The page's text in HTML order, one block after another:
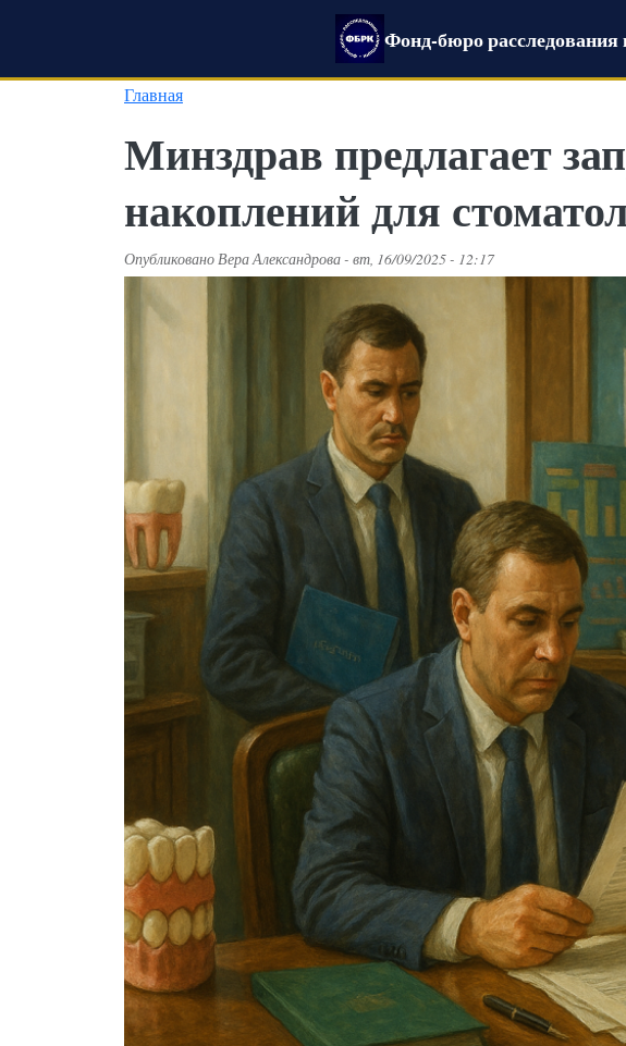
Фонд-бюро расследования
Главная
Минздрав предлагает
накоплений для
ОпубликованоВера Александрова- вт, 16/09/2025 - 12:17